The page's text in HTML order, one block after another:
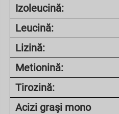
Izoleucină:
Leucină:
Lizină:
Metionină:
Tirozină:
Acizi graşi mono